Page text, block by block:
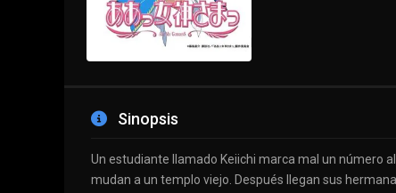
Sinopsis
Un estudiante llamado Keiichi marca mal un número
mudan a un templo viejo. Después llegan sus